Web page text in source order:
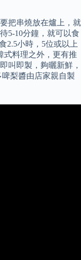
把串燒放在爐上，就
5-10分鐘，就可以食
2.5小時，5位或以上
式料理之外，更有推
叫即製，夠曬新鮮，
梨醬由店家親自製